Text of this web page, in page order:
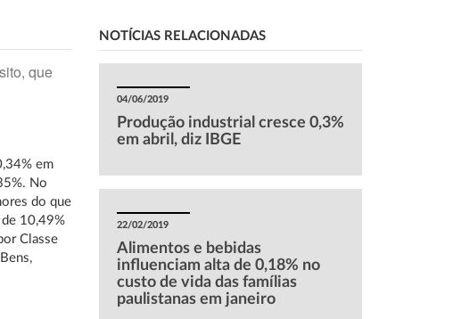
que
em
No
do que
10,49%
Classe
NOTÍCIAS RELACIONADAS
04/06/2019
Produção industrial cresce 0,3%
em abril, diz IBGE
22/02/2019
Alimentos e bebidas
influenciam alta de 0,18% no
custo de vida das famílias
paulistanas em janeiro